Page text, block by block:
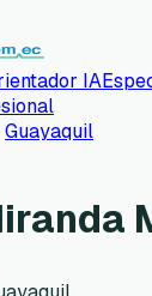
IA
Guayaquil